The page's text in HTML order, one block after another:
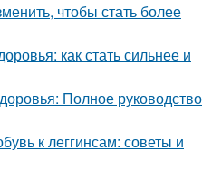
чтобы стать более
как стать сильнее и
Полное руководство
к леггинсам: советы и